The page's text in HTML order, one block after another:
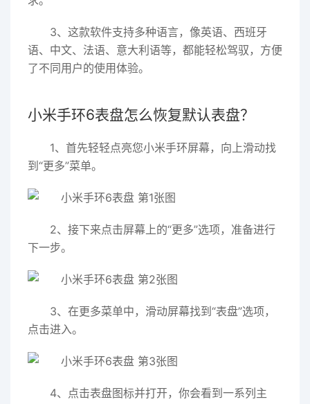
3、这款软件支持多种语言，像英语、西班牙
语、中文、法语、意大利语等，都能轻松驾驭，方便
了不同用户的使用体验。
小米手环6表盘怎么恢复默认表盘？
1、首先轻轻点亮您小米手环屏幕，向上滑动找
到“更多”菜单。
2、接下来点击屏幕上的“更多”选项，准备进行
下一步。
3、在更多菜单中，滑动屏幕找到“表盘”选项，
点击进入。
4、点击表盘图标并打开，你会看到一系列主